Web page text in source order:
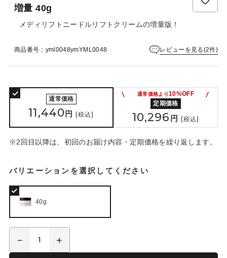
増量 40g
メディリフトニードルリフトクリームの増量版！
商品番号：yml0048ymYML0048 レビューを見る(2件)
通常価格
11,440 円 (税込)
通常価格より10%OFF
定期価格
10,296 円 (税込)
※2回目以降は、初回のお届け内容・定期価格を繰り返します。
バリエーションを選択してください
40g